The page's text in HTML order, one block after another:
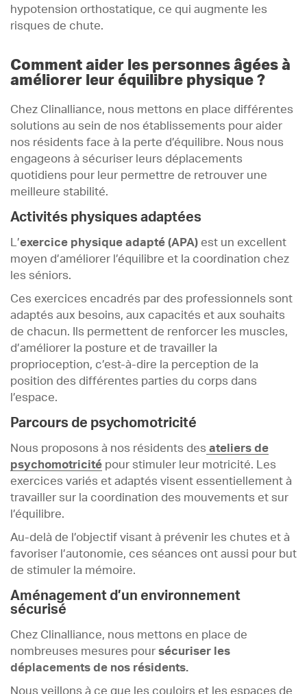
hypotension orthostatique, ce qui augmente les
risques de chute.
Comment aider les personnes âgées à
améliorer leur équilibre physique ?
Chez Clinalliance, nous mettons en place différentes
solutions au sein de nos établissements pour aider
nos résidents face à la perte d’équilibre. Nous nous
engageons à sécuriser leurs déplacements
quotidiens pour leur permettre de retrouver une
meilleure stabilité.
Activités physiques adaptées
L’exercice physique adapté (APA) est un excellent
moyen d’améliorer l’équilibre et la coordination chez
les séniors.
Ces exercices encadrés par des professionnels sont
adaptés aux besoins, aux capacités et aux souhaits
de chacun. Ils permettent de renforcer les muscles,
d’améliorer la posture et de travailler la
proprioception, c’est-à-dire la perception de la
position des différentes parties du corps dans
l’espace.
Parcours de psychomotricité
Nous proposons à nos résidents des ateliers de
psychomotricité pour stimuler leur motricité. Les
exercices variés et adaptés visent essentiellement à
travailler sur la coordination des mouvements et sur
l’équilibre.
Au-delà de l’objectif visant à prévenir les chutes et à
favoriser l’autonomie, ces séances ont aussi pour but
de stimuler la mémoire.
Aménagement d’un environnement
sécurisé
Chez Clinalliance, nous mettons en place de
nombreuses mesures pour sécuriser les
déplacements de nos résidents.
Nous veillons à ce que les couloirs et les espaces de